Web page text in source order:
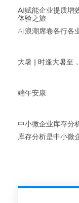
AI赋能企业提质增
体验之旅
AI浪潮席卷各行各
大暑 | 时逢大暑至
端午安康
中小微企业库存分
库存分析是中小微